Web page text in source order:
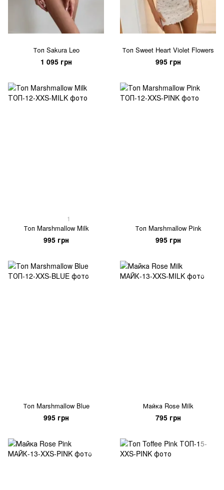
Топ Sakura Leo
1 095 грн
Топ Sweet Heart Violet Flowers
995 грн
1
Топ Marshmallow Milk
995 грн
Топ Marshmallow Pink
995 грн
Топ Marshmallow Blue
995 грн
Майка Rose Milk
795 грн